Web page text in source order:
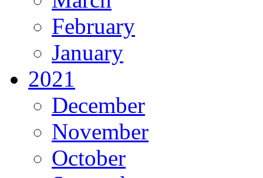
February
January
2021
December
November
October